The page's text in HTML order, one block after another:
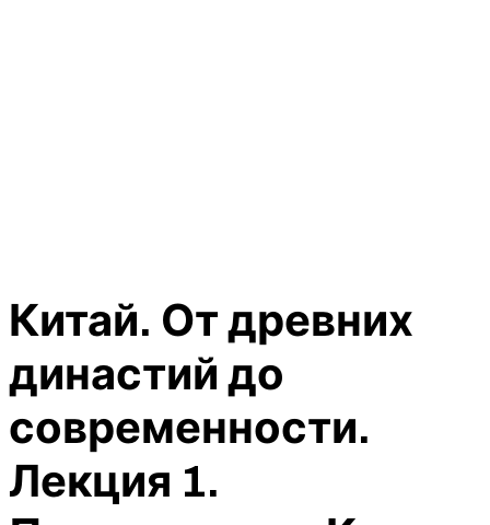
Китай. От древних
династий до
современности.
Лекция 1.